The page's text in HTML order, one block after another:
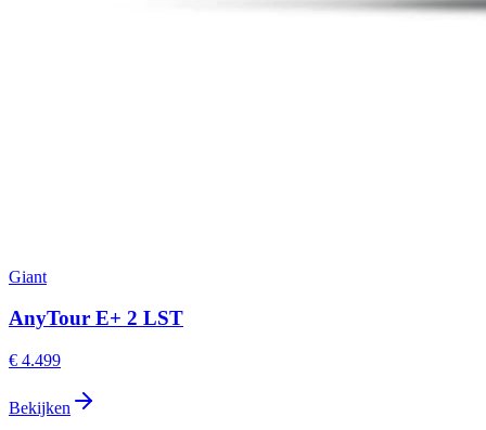
Giant
AnyTour E+ 2 LST
€ 4.499
Bekijken